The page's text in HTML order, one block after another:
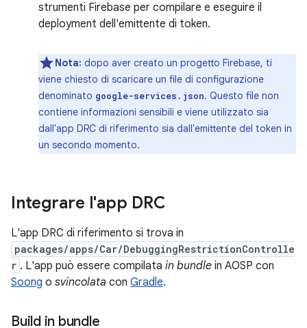
strumenti Firebase per compilare e eseguire il
deployment dell'emittente di token.
Nota: dopo aver creato un progetto Firebase, ti
viene chiesto di scaricare un file di configurazione
denominato google-services.json. Questo file non
contiene informazioni sensibili e viene utilizzato sia
dall'app DRC di riferimento sia dall'emittente del token in
un secondo momento.
Integrare l'app DRC
L'app DRC di riferimento si trova in
packages/apps/Car/DebuggingRestrictionControlle
r . L'app può essere compilata in bundle in AOSP con
Soong o svincolata con Gradle.
Build in bundle